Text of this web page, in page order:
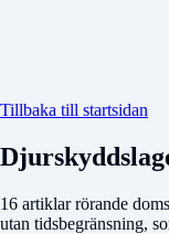
Tillbaka till startsidan
16 artiklar rörande
utan tidsbegränsning,